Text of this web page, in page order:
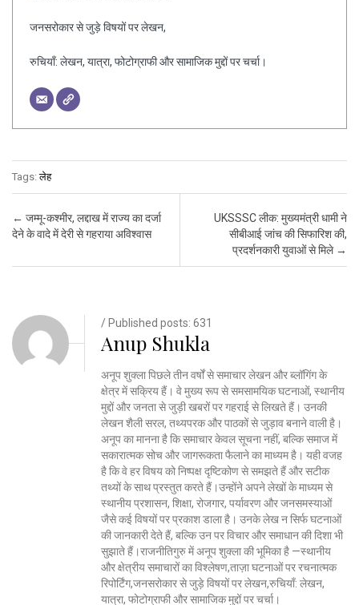
जनसरोकार से जुड़े विषयों पर लेखन,
रुचियाँ: लेखन, यात्रा, फोटोग्राफी और सामाजिक मुद्दों पर चर्चा।
Tags:लेह
Post navigation
← जम्मू-कश्मीर, लद्दाख में राज्य का दर्जा
देने के वादे में देरी से गहराया अविश्वास
UKSSSC लीक: मुख्यमंत्री धामी ने
सीबीआई जांच की सिफारिश की,
प्रदर्शनकारी युवाओं से मिले →
/ Published posts: 631
Anup Shukla
अनूप शुक्ला पिछले तीन वर्षों से समाचार लेखन और ब्लॉगिंग के
क्षेत्र में सक्रिय हैं। वे मुख्य रूप से समसामयिक घटनाओं, स्थानीय
मुद्दों और जनता से जुड़ी खबरों पर गहराई से लिखते हैं। उनकी
लेखन शैली सरल, तथ्यपरक और पाठकों से जुड़ाव बनाने वाली है।
अनूप का मानना है कि समाचार केवल सूचना नहीं, बल्कि समाज में
सकारात्मक सोच और जागरूकता फैलाने का माध्यम है। यही वजह
है कि वे हर विषय को निष्पक्ष दृष्टिकोण से समझते हैं और सटीक
तथ्यों के साथ प्रस्तुत करते हैं।उन्होंने अपने लेखों के माध्यम से
स्थानीय प्रशासन, शिक्षा, रोजगार, पर्यावरण और जनसमस्याओं
जैसे कई विषयों पर प्रकाश डाला है। उनके लेख न सिर्फ घटनाओं
की जानकारी देते हैं, बल्कि उन पर विचार और समाधान की दिशा भी
सुझाते हैं।राजनीतिगुरु में अनूप शुक्ला की भूमिका है —स्थानीय
और क्षेत्रीय समाचारों का विश्लेषण,ताज़ा घटनाओं पर रचनात्मक
रिपोर्टिंग,जनसरोकार से जुड़े विषयों पर लेखन,रुचियाँ: लेखन,
यात्रा, फोटोग्राफी और सामाजिक मुद्दों पर चर्चा।